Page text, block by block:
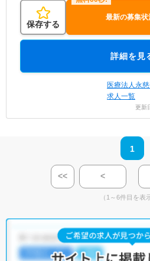
保存する
最新の募集
詳細を見
医療法人永
求人一覧
更新
1
<< <
（1～6件目を表